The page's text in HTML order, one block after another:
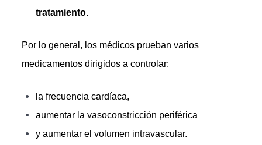
tratamiento.
Por lo general, los médicos prueban varios
medicamentos dirigidos a controlar:
la frecuencia cardíaca,
aumentar la vasoconstricción periférica
y aumentar el volumen intravascular.